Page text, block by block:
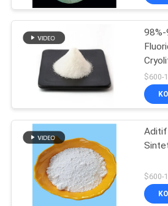
98%-
$600-
$600-